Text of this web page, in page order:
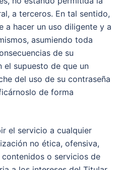
a terceros. En tal sentido,
a hacer un uso diligente y a
asumiendo toda
de su
el supuesto de que un
del uso de su contraseña
de forma
el servicio a cualquier
no ética, ofensiva,
o servicios de